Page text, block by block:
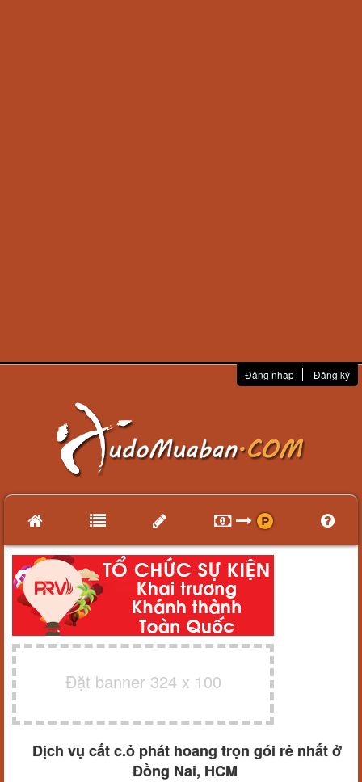
Đăng nhập Đăng ký
Đặt banner 324 x 100
Dịch vụ cắt c.ỏ phát hoang trọn gói rẻ nhất ở
Đồng Nai, HCM